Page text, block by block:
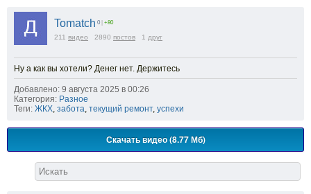
Tomatch 0 +80
211 видео 2890 постов 1 друг
Ну а как вы хотели? Денег нет. Держитесь
Добавлено: 9 августа 2025 в 00:26
Категория: Разное
Теги: ЖКХ, забота, текущий ремонт, успехи
Скачать видео (8.77 Мб)